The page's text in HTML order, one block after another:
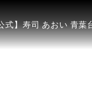
式】寿司 あおい 青葉